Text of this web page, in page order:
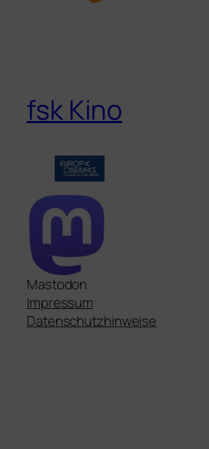
fsk Kino
Mastodon
Impressum
Datenschutzhinweise